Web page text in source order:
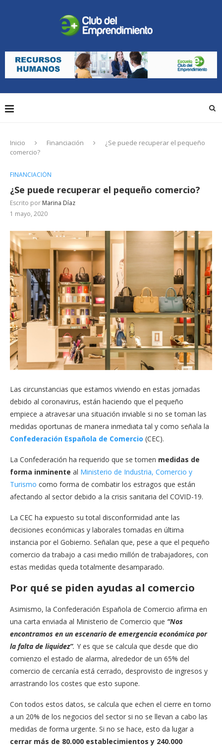
Inicio Financiación
¿Se puede recuperar el pequeño
comercio?
FINANCIACIÓN
¿Se puede recuperar el pequeño comercio?
Escrito por Marina Díaz
1 mayo, 2020
Las circunstancias que estamos viviendo en estas jornadas
debido al coronavirus, están haciendo que el pequeño
empiece a atravesar una situación inviable si no se toman las
medidas oportunas de manera inmediata tal y como señala la
Confederación Española de Comercio (CEC).
La Confederación ha requerido que se tomen medidas de
forma inminente al Ministerio de Industria, Comercio y
Turismo como forma de combatir los estragos que están
afectando al sector debido a la crisis sanitaria del COVID-19.
La CEC ha expuesto su total disconformidad ante las
decisiones económicas y laborales tomadas en última
instancia por el Gobierno. Señalan que, pese a que el pequeño
comercio da trabajo a casi medio millón de trabajadores, con
estas medidas queda totalmente desamparado.
Por qué se piden ayudas al comercio
Asimismo, la Confederación Española de Comercio afirma en
una carta enviada al Ministerio de Comercio que “Nos
encontramos en un escenario de emergencia económica por
la falta de liquidez”. Y es que se calcula que desde que dio
comienzo el estado de alarma, alrededor de un 65% del
comercio de cercanía está cerrado, desprovisto de ingresos y
arrastrando los costes que esto supone.
Con todos estos datos, se calcula que echen el cierre en torno
a un 20% de los negocios del sector si no se llevan a cabo las
medidas de forma urgente. Si no se hace, esto da lugar a
cerrar más de 80.000 establecimientos y 240.000